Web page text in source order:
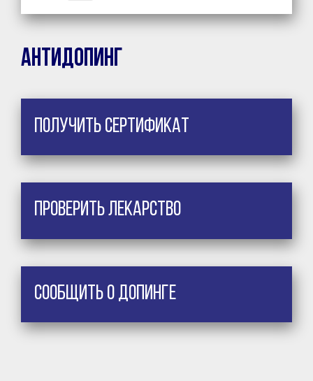
Антидопинг
Получить сертификат
Проверить лекарство
Сообщить о допинге